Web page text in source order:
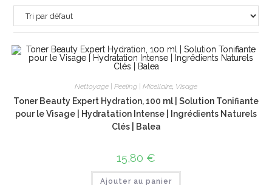
Nettoyage | Peeling | Micellaire, Visage
Toner Beauty Expert Hydration, 100 ml | Solution Tonifiante
pour le Visage | Hydratation Intense | Ingrédients Naturels
Clés | Balea
15,80 €
Ajouter au panier